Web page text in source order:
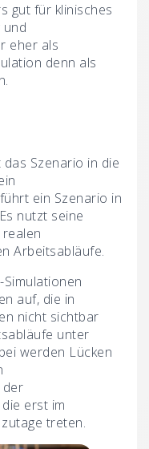
gut für klinisches
und
eher als
denn als
Szenario in die
ein Szenario in
nutzt seine
Arbeitsabläufe.
auf, die in
nicht sichtbar
unter
werden Lücken
der
erst im
treten.